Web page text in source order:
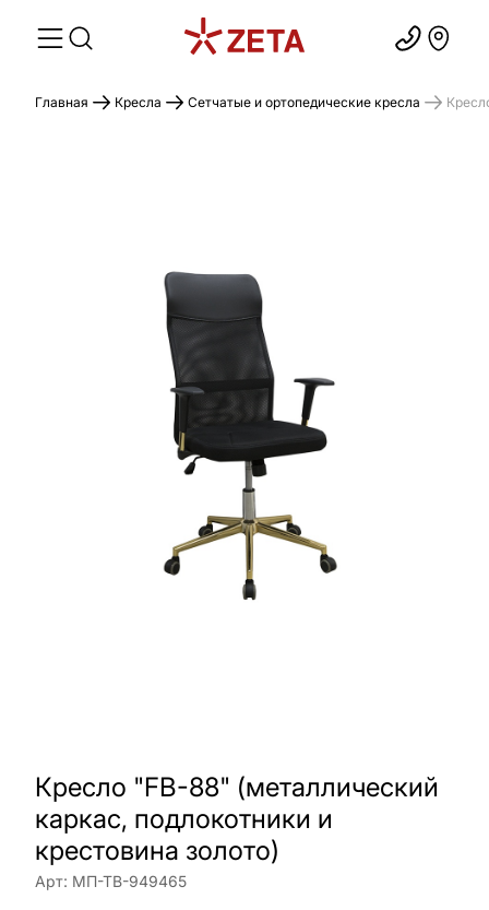
Главная Кресла Сетчатые и ортопедические кресла
Кресло "FB-88" (металлический
каркас, подлокотники и
крестовина золото)
Арт: МП-ТВ-949465